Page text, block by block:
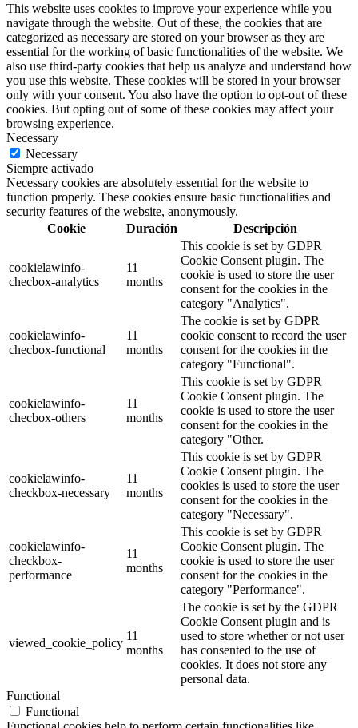
This website uses cookies to improve your experience while you
navigate through the website. Out of these, the cookies that are
categorized as necessary are stored on your browser as they are
essential for the working of basic functionalities of the website. We
also use third-party cookies that help us analyze and understand how
you use this website. These cookies will be stored in your browser
only with your consent. You also have the option to opt-out of these
cookies. But opting out of some of these cookies may affect your
browsing experience.
Necessary
Necessary
Siempre activado
Necessary cookies are absolutely essential for the website to
function properly. These cookies ensure basic functionalities and
security features of the website, anonymously.
Cookie
Duración Descripción
cookielawinfo-
checbox-analytics
11
months
This cookie is set by GDPR
Cookie Consent plugin. The
cookie is used to store the user
consent for the cookies in the
category "Analytics".
cookielawinfo-
checbox-functional
11
months
The cookie is set by GDPR
cookie consent to record the user
consent for the cookies in the
category "Functional".
cookielawinfo-
checbox-others
11
months
This cookie is set by GDPR
Cookie Consent plugin. The
cookie is used to store the user
consent for the cookies in the
category "Other.
cookielawinfo-
checkbox-necessary
11
months
This cookie is set by GDPR
Cookie Consent plugin. The
cookies is used to store the user
consent for the cookies in the
category "Necessary".
cookielawinfo-
checkbox-
performance
11
months
This cookie is set by GDPR
Cookie Consent plugin. The
cookie is used to store the user
consent for the cookies in the
category "Performance".
viewed_cookie_policy
11
months
The cookie is set by the GDPR
Cookie Consent plugin and is
used to store whether or not user
has consented to the use of
cookies. It does not store any
personal data.
Functional
Functional